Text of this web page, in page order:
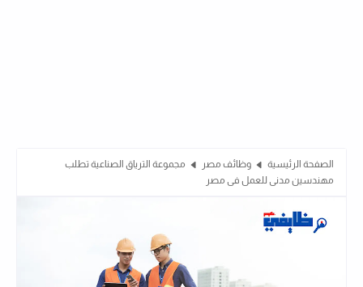
الصفحة الرئيسية وظائف مصر
مجموعة الترياق الصناعية تطلب
مهندسين مدنى للعمل فى مصر